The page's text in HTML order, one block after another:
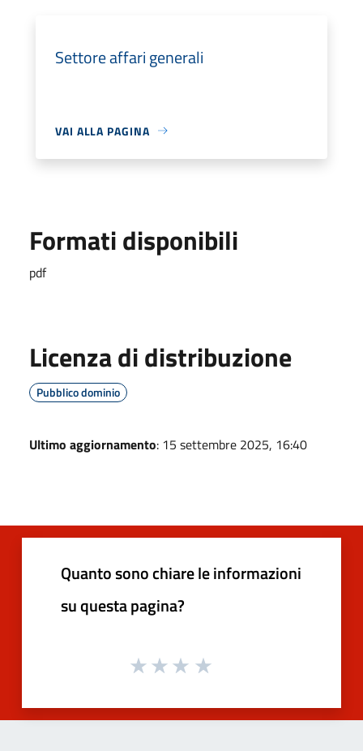
Settore affari generali
VAI ALLA PAGINA
Formati disponibili
pdf
Licenza di distribuzione
Pubblico dominio
Ultimo aggiornamento: 15 settembre 2025, 16:40
Quanto sono chiare le informazioni
su questa pagina?